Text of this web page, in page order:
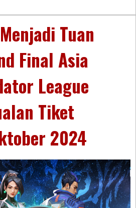
Tuan
Final Asia
League
Tiket
2024